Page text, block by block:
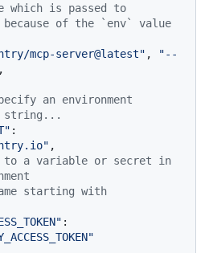
which is passed to
of the `env` value
mcp-server@latest" ,
"--
an environment
string...
,
a variable or secret in
starting with